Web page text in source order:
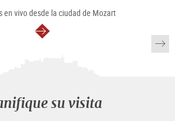
en vivo desde la ciudad de Mozart
continuar
su visita